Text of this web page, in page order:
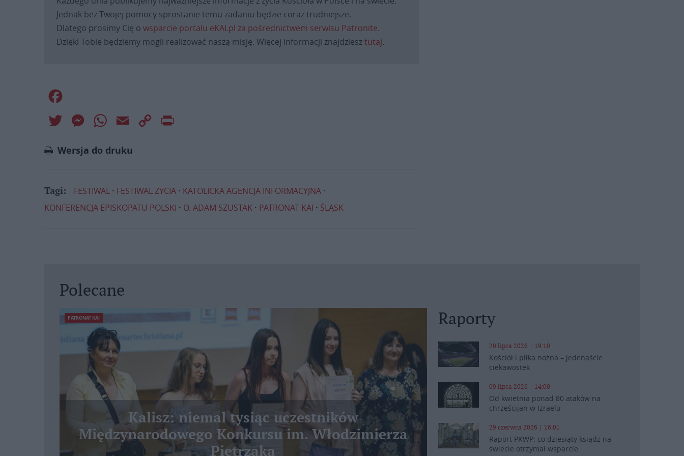
Jednak bez Twojej pomocy sprostanie temu zadaniu będzie coraz trudniejsze.
Dlatego prosimy Cię o wsparcie portalu eKAI.pl za pośrednictwem serwisu Patronite.
Dzięki Tobie będziemy mogli realizować naszą misję. Więcej informacji znajdziesztutaj.
Twitter MessengerWhatsApp
Email
Copy
Wersja do druku
Tagi: FESTIWAL FESTIWAL ŻYCIA
KATOLICKA AGENCJA INFORMACYJNA
KONFERENCJA EPISKOPATU POLSKI
O. ADAM SZUSTAK PATRONAT KAI ŚLĄSK
Polecane
PATRONAT KAI
Kalisz: niemal tysiąc uczestników
Międzynarodowego Konkursu im. Włodzimierza
Pietrzaka
Raporty
20 lipca 2026 | 19:10
Kościół i piłka nożna – jedenaście
ciekawostek
09 lipca 2026 | 14:00
Od kwietnia ponad 80 ataków na
chrześcijan w Izraelu
29 czerwca 2026 | 16:01
Raport PKWP: co dziesiąty ksiądz na
świecie otrzymał wsparcie